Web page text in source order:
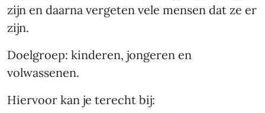
zijn en daarna vergeten vele mensen dat ze er
zijn.
Doelgroep: kinderen, jongeren en
volwassenen.
Hiervoor kan je terecht bij: